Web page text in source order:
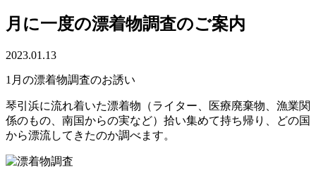
月に一度の漂着物調査のご案内
2023.01.13
1月の漂着物調査のお誘い
琴引浜に流れ着いた漂着物（ライター、医療廃棄物、漁業関
係のもの、南国からの実など）拾い集めて持ち帰り、どの国
から漂流してきたのか調べます。